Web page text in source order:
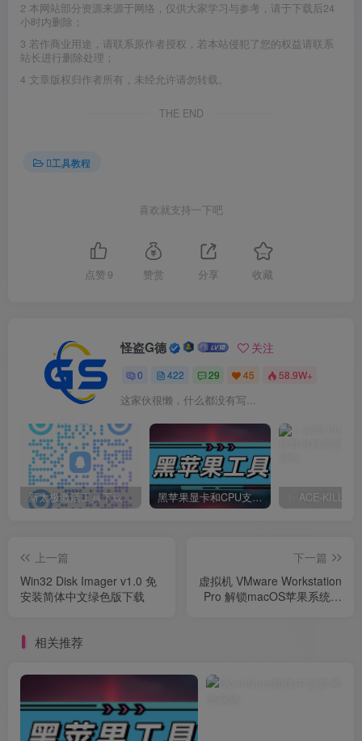
2 本网站部分资源来源于网络，仅供大家学习与参考，请于下载后24
小时内删除；
3 若作商业用途，请联系原作者授权，若本站侵犯了您的权益请联系
站长进行删除处理；
4 文章版权归作者所有，未经允许请勿转载。
THE END
工具教程
喜欢就支持一下吧
点赞 9 赞赏 分享 收藏
怪盗G德 关注
0 422 29 45 58.9W+
这家伙很懒，什么都没有写...
新太极激活工具下载/教程/充值/开户(QQ交流群号749113977) 黑苹果显卡和CPU支持情况以及购买硬件防踩坑指南
上一篇
Win32 Disk Imager v1.0 免
安装简体中文绿色版下载
下一篇
虚拟机 VMware Workstation
Pro 解锁macOS苹果系统安
相关推荐